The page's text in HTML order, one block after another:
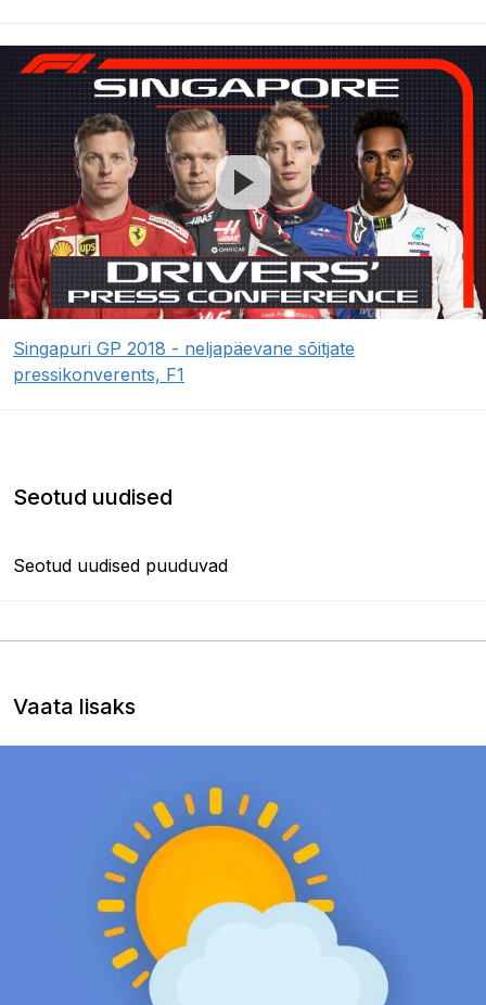
Singapuri GP 2018 - neljapäevane sõitjate
pressikonverents, F1
Seotud uudised
Seotud uudised puuduvad
Vaata lisaks